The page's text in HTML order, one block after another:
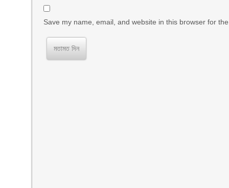
Save my name, email, and website in this browser for